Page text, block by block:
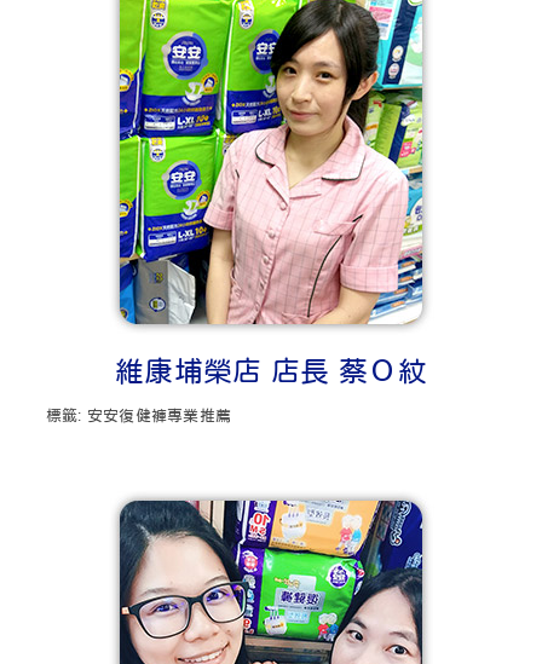
維康埔榮店 店長 蔡Ｏ紋
標籤: 安安復健褲專業推薦